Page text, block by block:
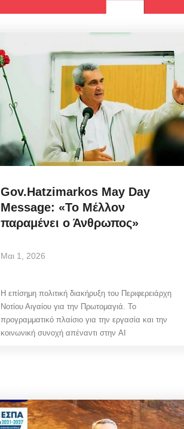
Gov.Hatzimarkos May Day
Message: «Το Μέλλον
παραμένει ο Άνθρωπος»
Μαι 1, 2026
Η επίσημη πολιτική διακήρυξη του Περιφερειάρχη
Νοτίου Αιγαίου για την Πρωτομαγιά. Το
προγραμματικό πλαίσιο για την εργασία και την
κοινωνική συνοχή απέναντι στην AI